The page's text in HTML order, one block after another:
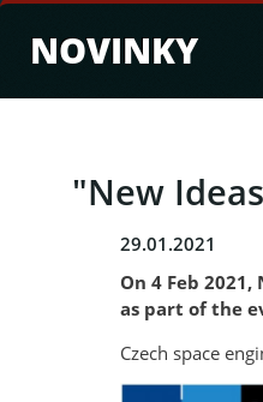
NOVINKY
"New
29.01.2021
On 4 Feb
as part of the
Czech space